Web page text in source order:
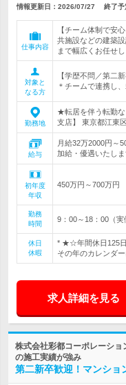
情報更新日：2026/07/27 終了予
仕事内容
【チーム体制で安
共施設などの建築
まで幅広くお任せし
対象と
なる方
【学歴不問／第二
＊チームで連携し
勤務地
★転居を伴う転勤
支店】 東京都江東
給与
月給32万2000円～
加給・優遇いたし
初年度
年収
450万円～700万円
勤務
時間
9：00～18：00（
休日
休暇
* ★☆年間休日125
その年のカレンダ
求人詳細を見る
株式会社彩都コーポレーショ
の施工実績が強み
第二新卒歓迎！マンショ